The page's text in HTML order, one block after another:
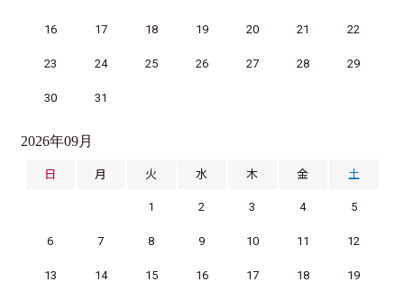
16 17 18 19 20 21 22
23 24 25 26 27 28 29
30 31
2026年09月
日 月 火 水 木 金 土
1 2 3 4 5
6 7 8 9 10 11 12
13 14 15 16 17 18 19